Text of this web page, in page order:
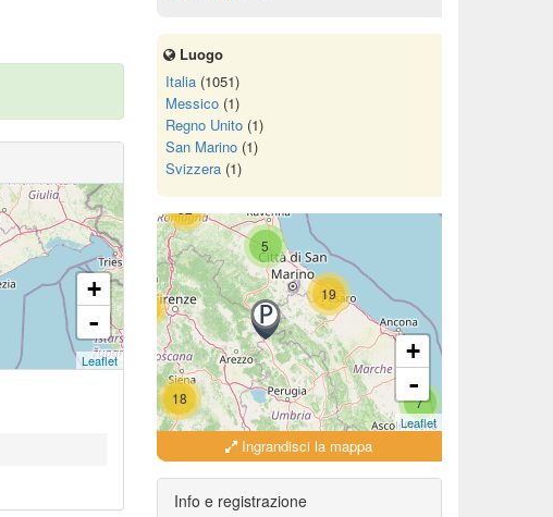
+
-
Leaflet
Luogo
Italia(1051)
Messico(1)
Regno Unito(1)
San Marino(1)
Svizzera(1)
5
18
19
7
18
15
+
-
Leaflet
Ingrandisci la mappa
Info e registrazione